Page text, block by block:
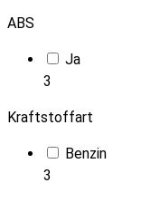
ABS
Ja
3
Kraftstoffart
Benzin
3